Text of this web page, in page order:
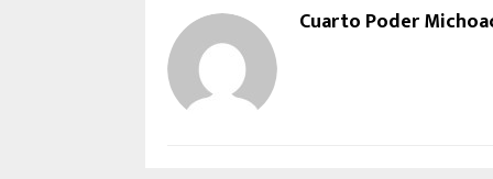
Cuarto Poder